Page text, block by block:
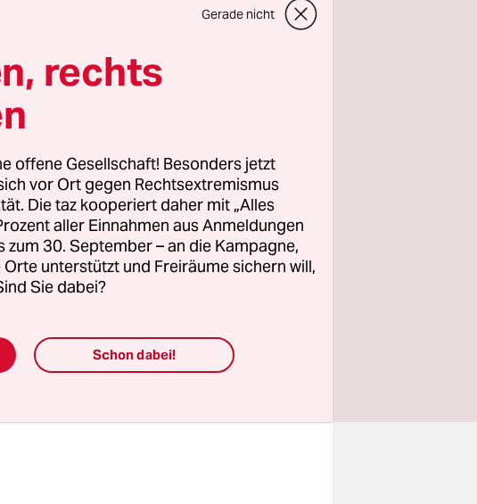
schwach. Ein
ist nicht stabil
auf
Rand der
wo er
hätte er an
wegen des zu
das deutsche
Gerade nicht
rechts
offene Gesellschaft! Besonders jetzt
vor Ort gegen Rechtsextremismus
Die taz kooperiert daher mit „Alles
aller Einnahmen aus Anmeldungen
zum 30. September – an die Kampagne,
unterstützt und Freiräume sichern will,
Sie dabei?
Schon dabei!